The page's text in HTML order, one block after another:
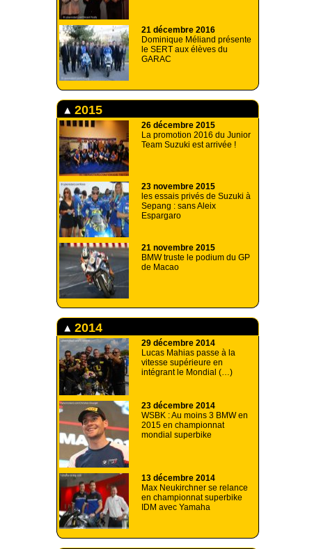
21 décembre 2016
Dominique Méliand présente
le SERT aux élèves du
GARAC
2015
26 décembre 2015
La promotion 2016 du Junior
Team Suzuki est arrivée !
23 novembre 2015
les essais privés de Suzuki à
Sepang : sans Aleix
Espargaro
21 novembre 2015
BMW truste le podium du GP
de Macao
2014
29 décembre 2014
Lucas Mahias passe à la
vitesse supérieure en
intégrant le Mondial (…)
23 décembre 2014
WSBK : Au moins 3 BMW en
2015 en championnat
mondial superbike
13 décembre 2014
Max Neukirchner se relance
en championnat superbike
IDM avec Yamaha